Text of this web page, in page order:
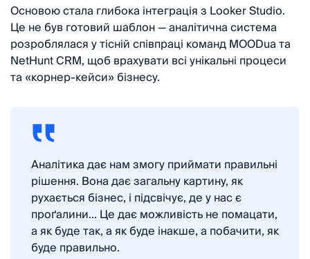
Основою стала глибока інтеграція з Looker Studio.
Це не був готовий шаблон — аналітична система
розроблялася у тісній співпраці команд MOODua та
NetHunt CRM, щоб врахувати всі унікальні процеси
та «корнер-кейси» бізнесу.
Аналітика дає нам змогу приймати правильні
рішення. Вона дає загальну картину, як
рухається бізнес, і підсвічує, де у нас є
проґалини... Це дає можливість не помацати,
а як буде так, а як буде інакше, а побачити, як
буде правильно.